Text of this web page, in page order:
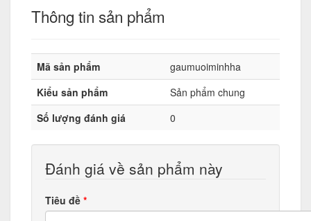
Thông tin sản phẩm
Mã sản phẩm
gaumuoiminhha
Kiểu sản phẩm
Sản phẩm chung
Số lượng đánh giá
0
Đánh giá về sản phẩm này
Tiêu đề